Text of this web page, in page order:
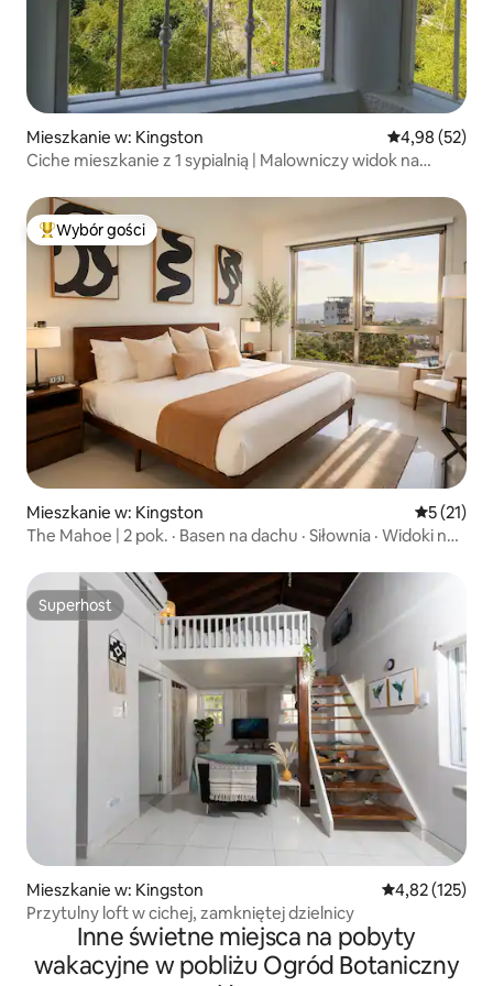
Mieszkanie w: Kingston Średnia
4,98 (52)
Ciche mieszkanie z 1 sypialnią | Malowniczy widok na
Najpopularniejsze z kategorii Wybór gości
Wybór gości
Mieszkanie w: Kingston Średnia
5 (21)
The Mahoe | 2 pok. · Basen na dachu · Siłownia · Widoki na
Superhost
Superhost
Mieszkanie w: Kingston Średnia
4,82 (125)
Przytulny loft w cichej, zamkniętej dzielnicy
Inne świetne miejsca na pobyty
wakacyjne w pobliżu Ogród Botaniczny